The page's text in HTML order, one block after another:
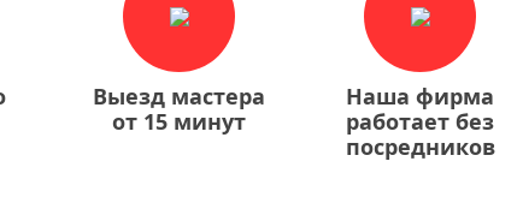
Выезд мастера
от 15 минут
Наша фирма
работает без
посредников